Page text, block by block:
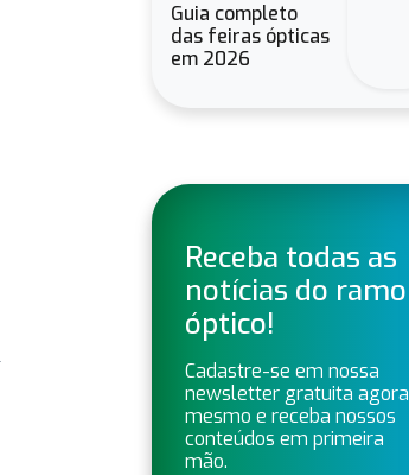
Guia completo
das feiras ópticas
em 2026
Receba todas as
notícias do ramo
óptico!
Cadastre-se em nossa
newsletter gratuita agora
mesmo e receba nossos
conteúdos em primeira
mão.